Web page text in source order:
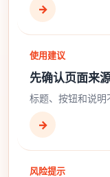
→
使用建议
先确认页面来
标题、按钮和说明
→
风险提示